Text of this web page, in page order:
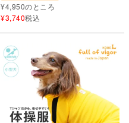
¥4,950のところ
¥3,740税込